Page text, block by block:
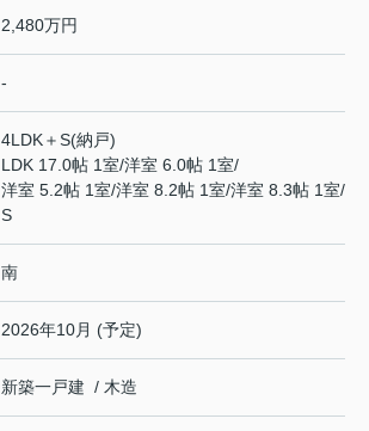
2,480万円
-
4LDK＋S(納戸)
LDK 17.0帖 1室/洋室 6.0帖 1室/
洋室 5.2帖 1室/洋室 8.2帖 1室/洋室 8.3帖 1室/
S
南
2026年10月 (予定)
新築一戸建 / 木造